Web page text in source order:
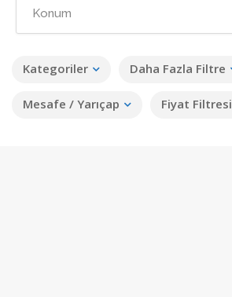
Kategoriler Daha Fazla Filtre
Mesafe / Yarıçap Fiyat Filtresi